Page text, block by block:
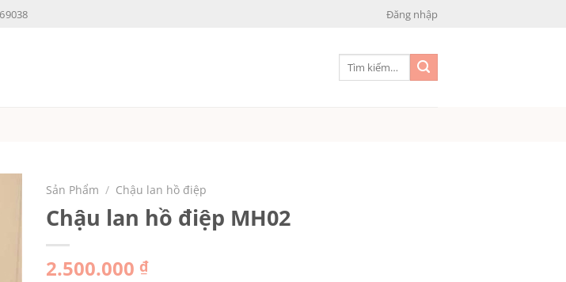
Đăng nhập
Tìm
Sản Phẩm / Chậu lan hồ điệp
Chậu lan hồ điệp MH02
2.500.000 ₫